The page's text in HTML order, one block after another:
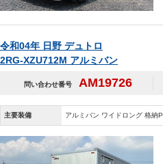
令和04年 日野 デュトロ
2RG-XZU712M アルミバン
問い合わせ番号 AM19726
主要装備 アルミバン ワイドロング 格納